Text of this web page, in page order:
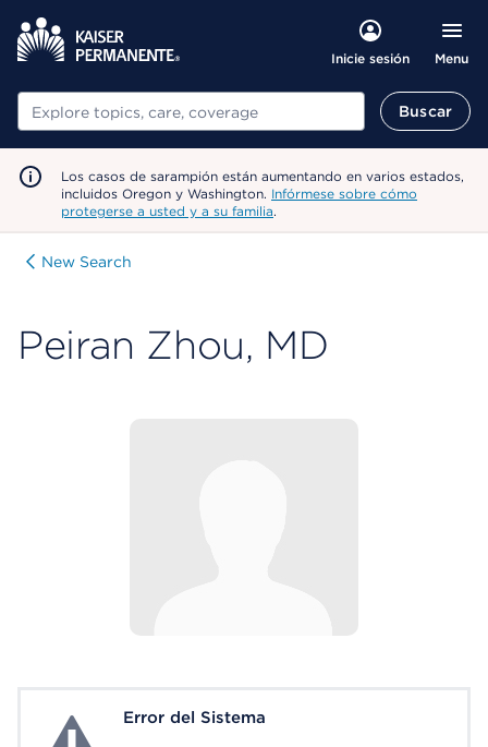
Inicie sesión Menu
Buscar Buscar
Los casos de sarampión están aumentando en varios estados,
incluidos Oregon y Washington. Infórmese sobre cómo
protegerse a usted y a su familia.
New Search
Peiran Zhou, MD
System ErrorError del Sistema